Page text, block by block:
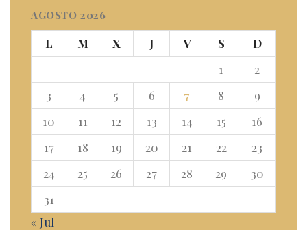
AGOSTO 2026
L M X J V S
D
1
2
3
4 5 6 7 8
9
10
11 12 13 14 15
16
17
18 19 20 21 22
23
24
25 26 27 28 29
30
31
« Jul